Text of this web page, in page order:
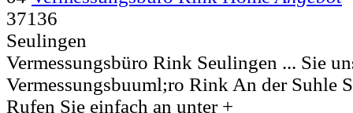
37136
Seulingen
Vermessungsbüro Rink Seulingen ... Sie
Vermessungsbuuml;ro Rink An der Suhle
Rufen Sie einfach an unter +